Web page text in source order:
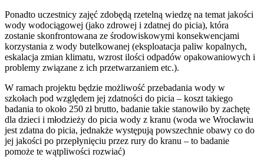
Ponadto uczestnicy zajęć zdobędą rzetelną wiedzę na temat jakości
wody wodociągowej (jako zdrowej i zdatnej do picia), która
zostanie skonfrontowana ze środowiskowymi konsekwencjami
korzystania z wody butelkowanej (eksploatacja paliw kopalnych,
eskalacja zmian klimatu, wzrost ilości odpadów opakowaniowych i
problemy związane z ich przetwarzaniem etc.).
W ramach projektu będzie możliwość przebadania wody w
szkołach pod względem jej zdatności do picia – koszt takiego
badania to około 250 zł brutto, badanie takie stanowiło by zachętę
dla dzieci i młodzieży do picia wody z kranu (woda we Wrocławiu
jest zdatna do picia, jednakże występują powszechnie obawy co do
jej jakości po przepłynięciu przez rury do kranu – to badanie
pomoże te wątpliwości rozwiać)